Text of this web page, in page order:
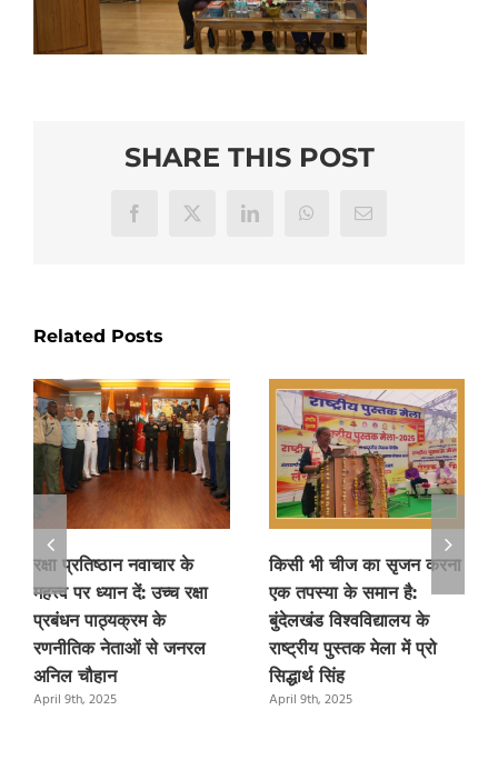
SHARE THIS POST
Facebook
X LinkedInWhatsAppEmail
Related Posts
रक्षा प्रतिष्ठान नवाचार के
महत्त्व पर ध्यान दें: उच्च रक्षा
प्रबंधन पाठ्यक्रम के
रणनीतिक नेताओं से जनरल
अनिल चौहान
April 9th, 2025
किसी भी चीज का सृजन करना
एक तपस्या के समान है:
बुंदेलखंड विश्वविद्यालय के
राष्ट्रीय पुस्तक मेला में प्रो
सिद्धार्थ सिंह
April 9th, 2025